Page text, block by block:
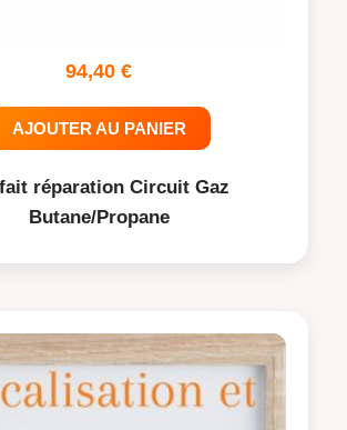
94,40 €
AJOUTER AU PANIER
réparation Circuit Gaz
Butane/Propane